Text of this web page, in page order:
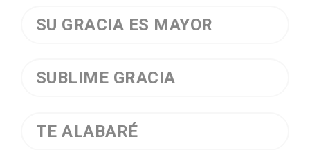
SU GRACIA ES MAYOR
SUBLIME GRACIA
TE ALABARÉ